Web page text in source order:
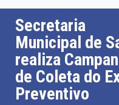
Secretaria
Municipal de
realiza
de Coleta do
Preventivo